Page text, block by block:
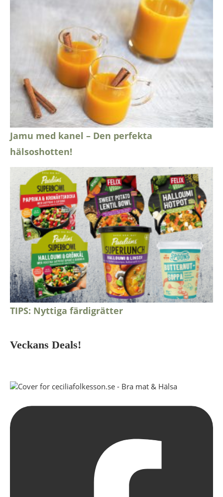
Jamu med kanel – Den perfekta
hälsoshotten!
TIPS: Nyttiga färdigrätter
Veckans Deals!